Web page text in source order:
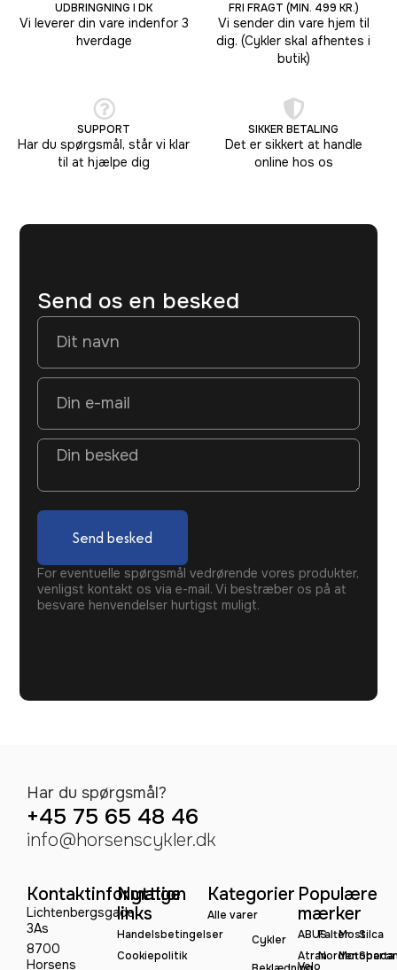
UDBRINGNING I DK
Vi leverer din vare indenfor 3
hverdage
FRI FRAGT (MIN. 499 KR.)
Vi sender din vare hjem til
dig. (Cykler skal afhentes i
butik)
SUPPORT
Har du spørgsmål, står vi klar
til at hjælpe dig
SIKKER BETALING
Det er sikkert at handle
online hos os
Send os en besked
Send besked
For eventuelle spørgsmål vedrørende vores produkter,
venligst kontakt os via e-mail. Vi bestræber os på at
besvare henvendelser hurtigst muligt.
Har du spørgsmål?
+45 75 65 48 46
info@horsenscykler.dk
Kontaktinformation
Lichtenbergsgade
3As
8700
Horsens
Nyttige
links
Handelsbetingelser
Cookiepolitik
Kategorier
Alle varer
Cykler
Populære
mærker
ABUS
Atran
Velo
Falter
Norden
MostSilca
Sparta